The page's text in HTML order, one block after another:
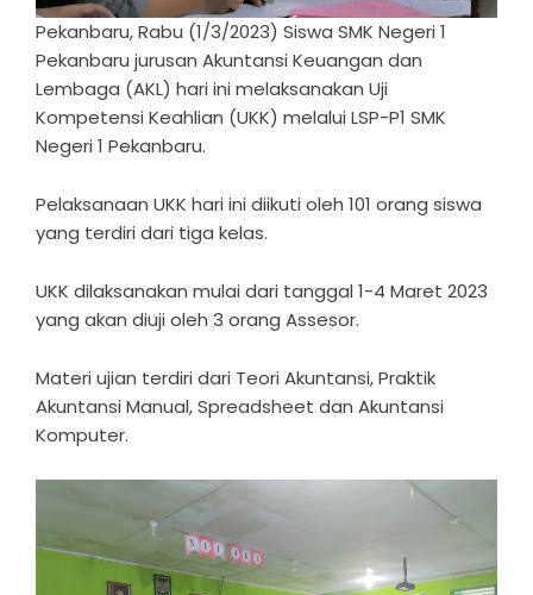
Pekanbaru, Rabu (1/3/2023) Siswa SMK Negeri 1
Pekanbaru jurusan Akuntansi Keuangan dan
Lembaga (AKL) hari ini melaksanakan Uji
Kompetensi Keahlian (UKK) melalui LSP-P1 SMK
Negeri 1 Pekanbaru.
Pelaksanaan UKK hari ini diikuti oleh 101 orang siswa
yang terdiri dari tiga kelas.
UKK dilaksanakan mulai dari tanggal 1-4 Maret 2023
yang akan diuji oleh 3 orang Assesor.
Materi ujian terdiri dari Teori Akuntansi, Praktik
Akuntansi Manual, Spreadsheet dan Akuntansi
Komputer.